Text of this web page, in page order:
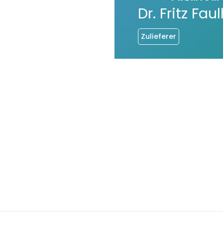
Dr. Fritz
Zulieferer